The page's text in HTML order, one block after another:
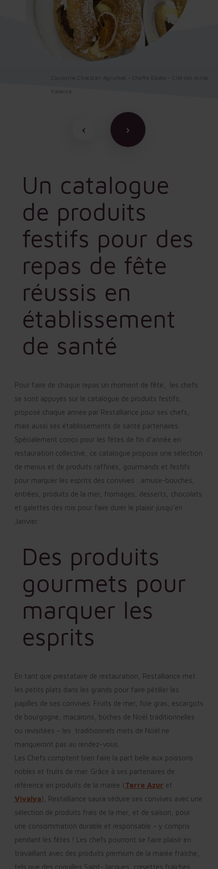
Couronne Chocolat-Agrumes - Cheffe Elodie - Cité des Ainés
Valence.
Un catalogue
de produits
festifs pour des
repas de fête
réussis en
établissement
de santé
Pour faire de chaque repas un moment de fête, les chefs
se sont appuyés sur le catalogue de produits festifs,
proposé chaque année par Restalliance pour ses chefs,
mais aussi ses établissements de santé partenaires.
Spécialement conçu pour les fêtes de fin d’année en
restauration collective, ce catalogue propose une sélection
de menus et de produits raffinés, gourmands et festifs
pour marquer les esprits des convives : amuse-bouches,
entrées, produits de la mer, fromages, desserts, chocolats
et galettes des rois pour faire durer le plaisir jusqu’en
Janvier.
Des produits
gourmets pour
marquer les
esprits
En tant que prestataire de restauration, Restalliance met
les petits plats dans les grands pour faire pétiller les
papilles de ses convives. Fruits de mer, foie gras, escargots
de bourgogne, macarons, bûches de Noël traditionnelles
ou revisitées – les traditionnels mets de Noël ne
manqueront pas au rendez-vous.
Les Chefs comptent bien faire la part belle aux poissons
nobles et fruits de mer. Grâce à ses partenaires de
référence en produits de la marée (Terre Azur et
Vivalya), Restalliance saura séduire ses convives avec une
sélection de produits frais de la mer, et de saison, pour
une consommation durable et responsable – y compris
pendant les fêtes ! Les chefs pourront se faire plaisir en
travaillant avec des produits premium de la marée fraîche,
tels que des coquilles Saint-Jacques, crevettes fraiches,